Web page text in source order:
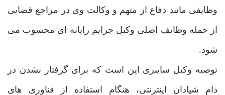
وظایفی مانند دفاع از متهم و وکالت وی در مراجع قضایی
از جمله وظایف اصلی وکیل جرایم رایانه ای محسوب می
شود.
توصیه وکیل سایبری این است که برای گرفتار نشدن در
دام شیادان اینترنتی، هنگام استفاده از فناوری های